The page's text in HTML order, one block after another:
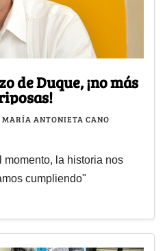
de Duque, ¡no más
MARÍA ANTONIETA CANO
la historia nos
cumpliendo"